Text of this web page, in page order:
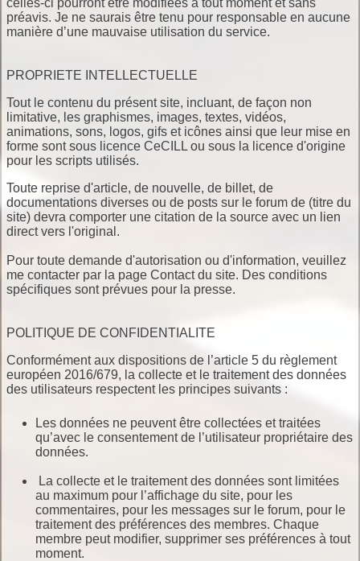
celles-ci pourront être modifiées à tout moment et sans
préavis. Je ne saurais être tenu pour responsable en aucune
manière d’une mauvaise utilisation du service.
PROPRIETE INTELLECTUELLE
Tout le contenu du présent site, incluant, de façon non
limitative, les graphismes, images, textes, vidéos,
animations, sons, logos, gifs et icônes ainsi que leur mise en
forme sont sous licence CeCILL ou sous la licence d'origine
pour les scripts utilisés.
Toute reprise d'article, de nouvelle, de billet, de
documentations diverses ou de posts sur le forum de (titre du
site) devra comporter une citation de la source avec un lien
direct vers l'original.
Pour toute demande d'autorisation ou d'information, veuillez
me contacter par la page Contact du site. Des conditions
spécifiques sont prévues pour la presse.
POLITIQUE DE CONFIDENTIALITE
Conformément aux dispositions de l’article 5 du règlement
européen 2016/679, la collecte et le traitement des données
des utilisateurs respectent les principes suivants :
Les données ne peuvent être collectées et traitées
qu’avec le consentement de l’utilisateur propriétaire des
données.
La collecte et le traitement des données sont limitées
au maximum pour l’affichage du site, pour les
commentaires, pour les messages sur le forum, pour le
traitement des préférences des membres. Chaque
membre peut modifier, supprimer ses préférences à tout
moment.